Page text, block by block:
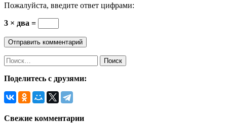
Пожалуйста, введите ответ цифрами:
3 × два =
Найти:
Поделитесь с друзями:
Свежие комментарии